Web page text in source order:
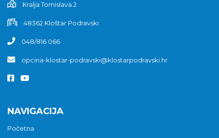
Kralja Tomislava 2
48362 Kloštar Podravski
048/816 066
opcina-klostar-podravski@klostarpodravski.hr
NAVIGACIJA
Početna